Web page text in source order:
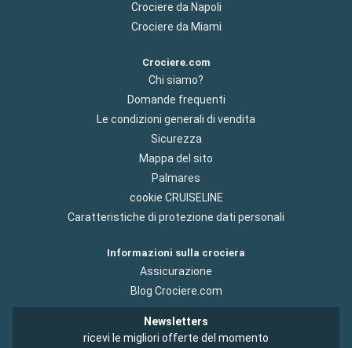
Crociere da Napoli
Crociere da Miami
Crociere.com
Chi siamo?
Domande frequenti
Le condizioni generali di vendita
Sicurezza
Mappa del sito
Palmares
cookie CRUISELINE
Caratteristiche di protezione dati personali
Informazioni sulla crociera
Assicurazione
Blog Crociere.com
Newsletters
ricevi le migliori offerte del momento